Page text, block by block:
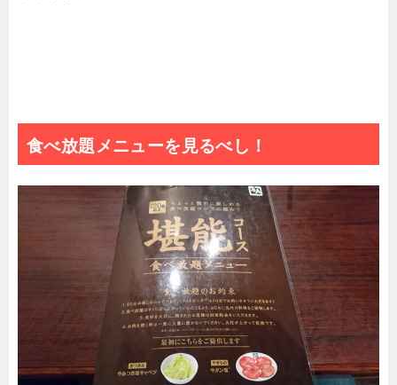
食べ放題メニューを見るべし！